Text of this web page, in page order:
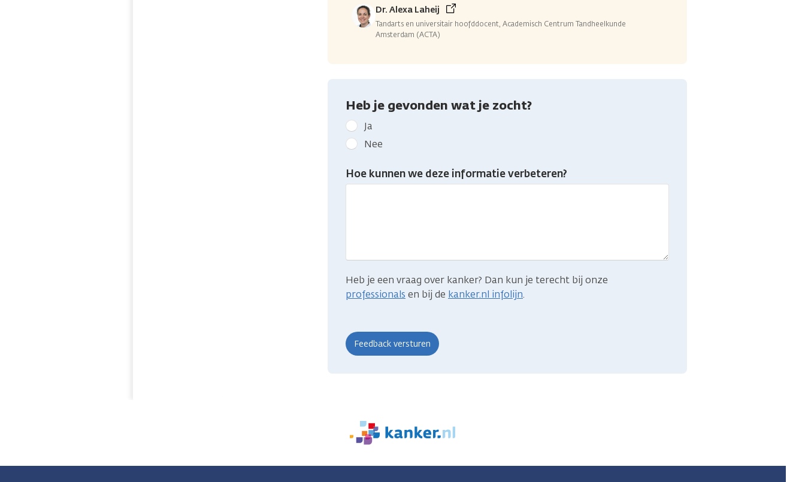
Dr. Alexa Laheij
Tandarts en universitair hoofddocent, Academisch Centrum Tandheelkunde
Amsterdam (ACTA)
Heb je gevonden wat je zocht?
Geef
kanker.nl
feedback:
Heb
je
Ja
Nee
Hoe kunnen we deze informatie verbeteren?
Heb je een vraag over kanker? Dan kun je terecht bij onze
professionals en bij de kanker.nl infolijn.
We
er